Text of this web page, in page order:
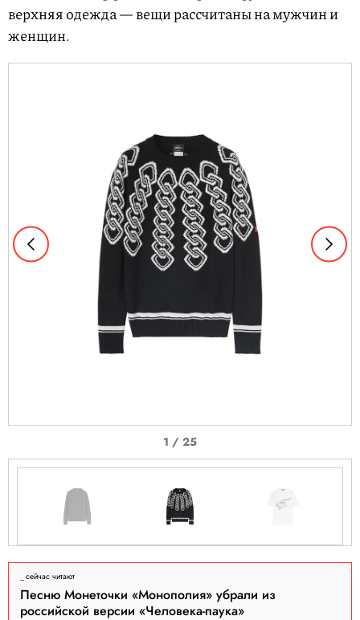
верхняя одежда — вещи рассчитаны на мужчин и
женщин.
t
o
f
1 / 25
I
t
e
m
сейчас читают
Песню Монеточки «Монополия» убрали из
российской версии «Человека-паука»